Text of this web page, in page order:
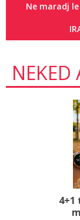
Ne maradj
NEKED